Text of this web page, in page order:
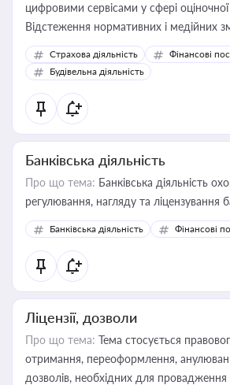
цифровими сервісами у сфері оціночної
Відстеження нормативних і медійних
корисне для власника бізнесу,
бухгалтера під час оподаткування,
державного майна, корпоративних угод
статусу суб'єктів оціночної діяльності
Страхова діяльність
Фінансові
Будівельна діяльність
Банківська діяльність
Про що тема: Банківська діяльність
регулювання, нагляду та ліцензування
Банківська діяльність Фінансові
Ліцензії, дозволи
Про що тема: Тема стосується
отримання, переоформлення,
дозволів, необхідних для провадження